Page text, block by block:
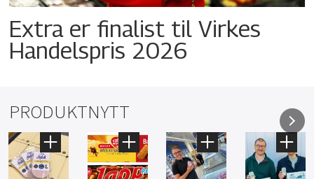
Extra er finalist til Virkes
Handelspris 2026
PRODUKTNYTT